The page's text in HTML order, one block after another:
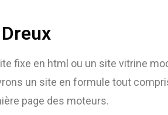
fixe en html ou un site vitrine
un site en formule tout
page des moteurs.